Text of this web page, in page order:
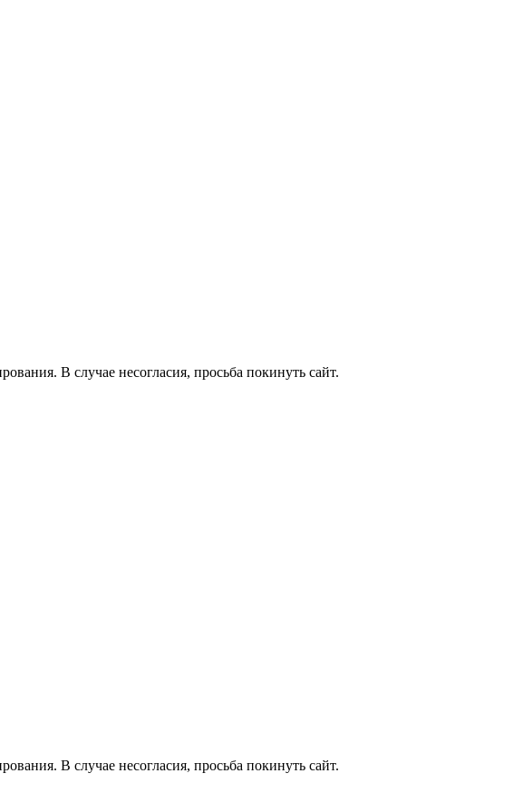
В случае несогласия, просьба покинуть сайт.
В случае несогласия, просьба покинуть сайт.